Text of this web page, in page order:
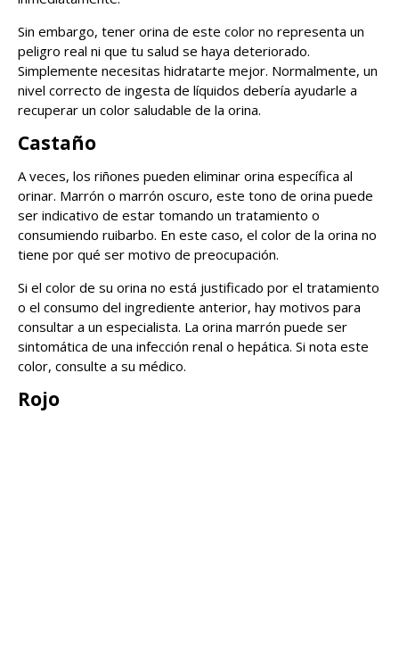
Sin embargo, tener orina de este color no representa un
peligro real ni que tu salud se haya deteriorado.
Simplemente necesitas hidratarte mejor. Normalmente, un
nivel correcto de ingesta de líquidos debería ayudarle a
recuperar un color saludable de la orina.
Castaño
A veces, los riñones pueden eliminar orina específica al
orinar. Marrón o marrón oscuro, este tono de orina puede
ser indicativo de estar tomando un tratamiento o
consumiendo ruibarbo. En este caso, el color de la orina no
tiene por qué ser motivo de preocupación.
Si el color de su orina no está justificado por el tratamiento
o el consumo del ingrediente anterior, hay motivos para
consultar a un especialista. La orina marrón puede ser
sintomática de una infección renal o hepática. Si nota este
color, consulte a su médico.
Rojo